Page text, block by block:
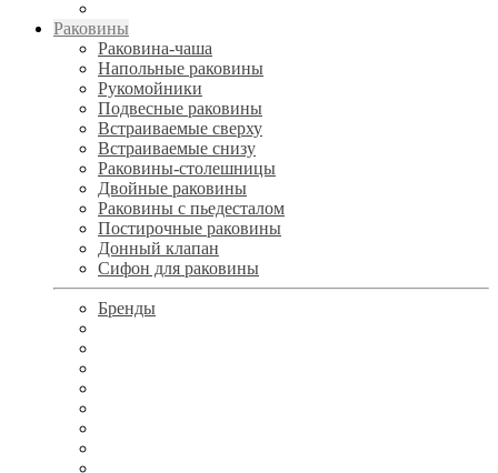
Раковины
Раковина-чаша
Напольные раковины
Рукомойники
Подвесные раковины
Встраиваемые сверху
Встраиваемые снизу
Раковины-столешницы
Двойные раковины
Раковины с пьедесталом
Постирочные раковины
Донный клапан
Сифон для раковины
Бренды